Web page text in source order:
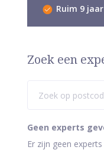
Ruim 9
Zoek een
Geen experts
Er zijn geen